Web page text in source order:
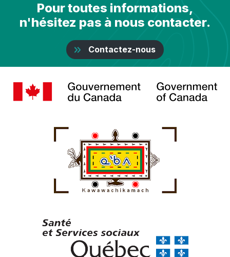
Pour toutes informations,
n'hésitez pas à nous contacter.
Contactez-nous